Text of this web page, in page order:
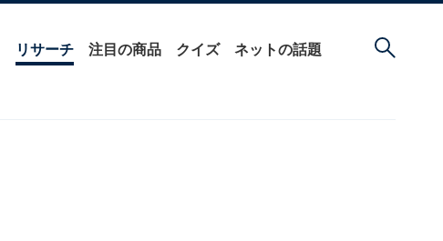
リサーチ 注目の商品 クイズ ネットの話題